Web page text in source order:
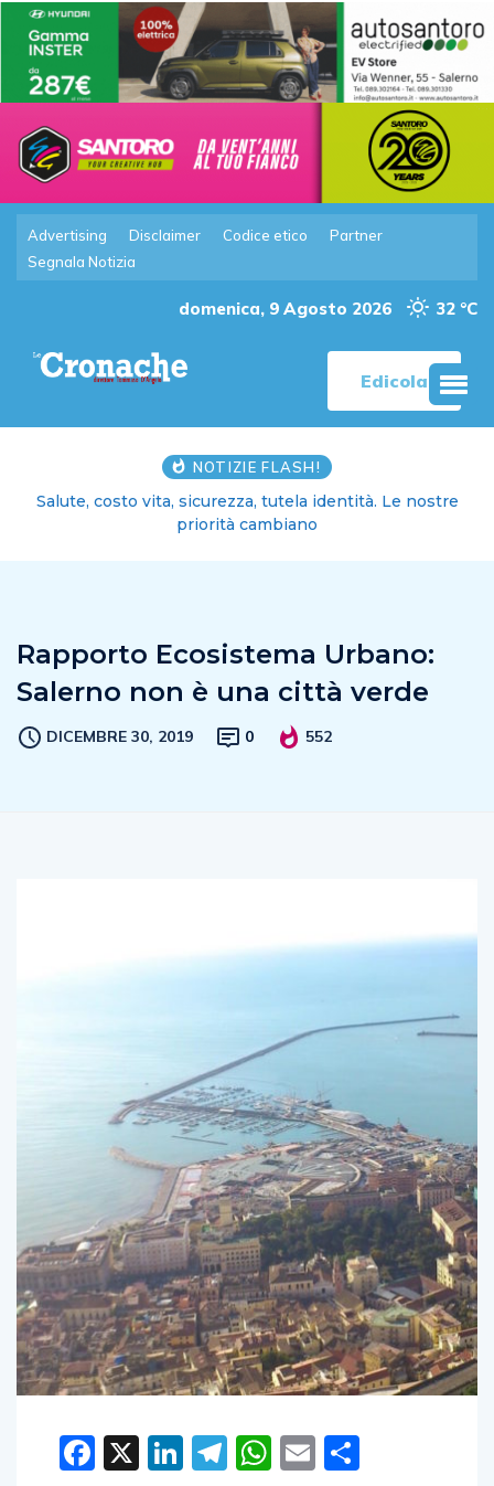
Advertising Disclaimer Codice etico
Partner
Segnala Notizia
domenica, 9 Agosto 2026 32 °C
Edicola
NOTIZIE FLASH!
Salute, costo vita, sicurezza, tutela identità. Le nostre
priorità cambiano
Rapporto Ecosistema Urbano:
Salerno non è una città verde
DICEMBRE 30, 2019 0 552
Facebook
X LinkedIn
Telegram
WhatsApp
Email